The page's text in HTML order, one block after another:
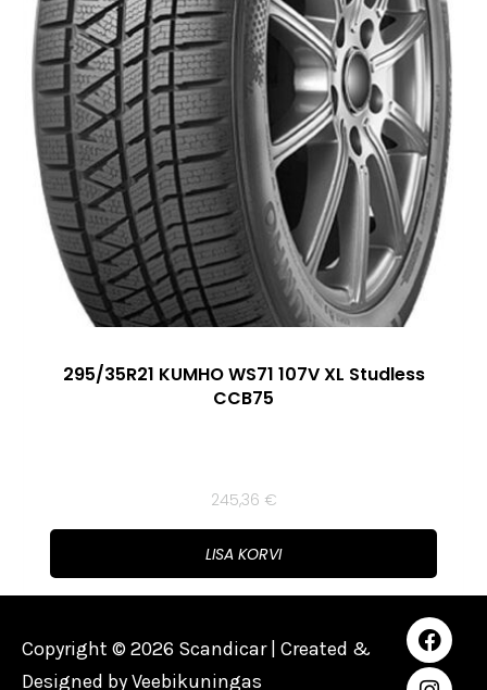
295/35R21 KUMHO WS71 107V XL Studless
CCB75
245,36 €
LISA KORVI
Copyright © 2026 Scandicar | Created &
Designed byVeebikuningas